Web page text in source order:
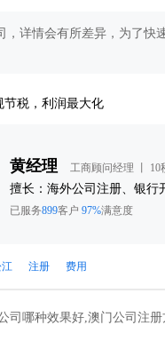
，详情会有所差异，为了快
节税，利润最大化
黄经理 工商顾问经理 丨 10
擅长：海外公司注册、银行
已服务899客户 97%满意度
注册 费用
司哪种效果好,澳门公司注
英国可以注册空壳公司吗？